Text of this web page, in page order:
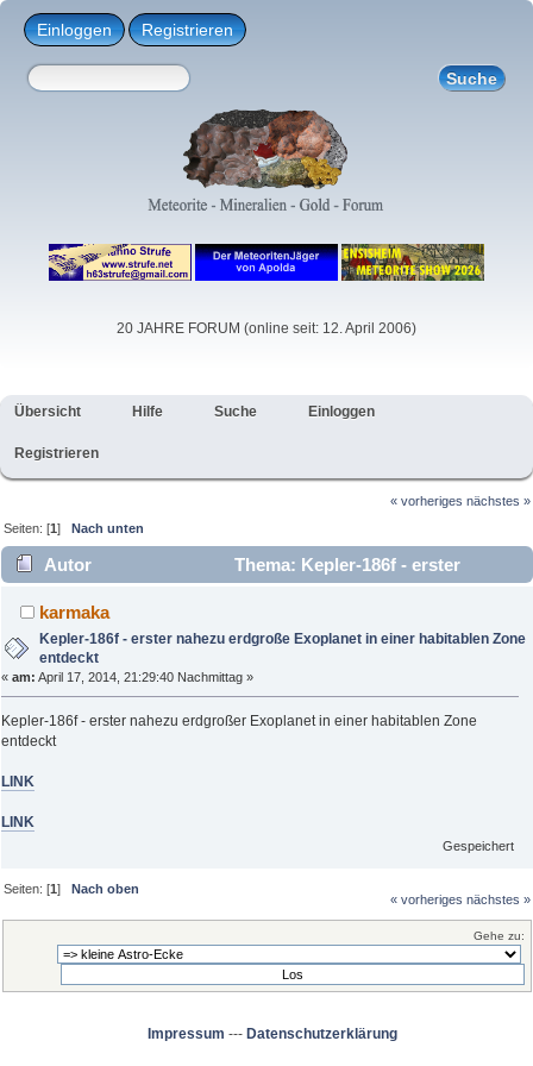
Einloggen Registrieren
20 JAHRE FORUM (online seit: 12. April 2006)
Übersicht Hilfe Suche Einloggen
Registrieren
« vorheriges nächstes »
Seiten: [1]Nach unten
Autor
Thema: Kepler-186f - erster
nahezu erdgroße Exoplanet in einer habitablen Zone entdeckt
(Gelesen 2492 mal)
karmaka
Kepler-186f - erster nahezu erdgroße Exoplanet in einer habitablen Zone
entdeckt
« am: April 17, 2014, 21:29:40 Nachmittag »
Kepler-186f - erster nahezu erdgroßer Exoplanet in einer habitablen Zone
entdeckt
LINK
LINK
Gespeichert
Seiten: [1] Nach oben
« vorheriges nächstes »
Gehe zu:
Impressum --- Datenschutzerklärung